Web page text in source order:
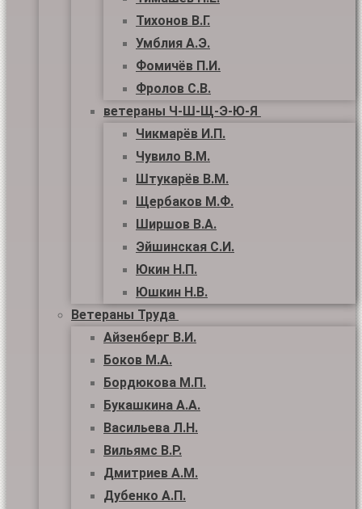
Тихонов В.Г.
Умблия А.Э.
Фомичёв П.И.
Фролов С.В.
ветераны Ч-Ш-Щ-Э-Ю-Я
Чикмарёв И.П.
Чувило В.М.
Штукарёв В.М.
Щербаков М.Ф.
Ширшов В.А.
Эйшинская С.И.
Юкин Н.П.
Юшкин Н.В.
Ветераны Труда
Айзенберг В.И.
Боков М.А.
Бордюкова М.П.
Букашкина А.А.
Васильева Л.Н.
Вильямс В.Р.
Дмитриев А.М.
Дубенко А.П.